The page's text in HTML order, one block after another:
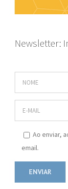
Newsletter:
Ao enviar,
email.